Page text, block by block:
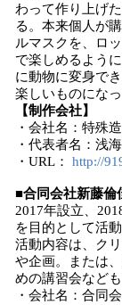
わって作り上げ
る。本来個人が
ルマスクを、ロ
で楽しめるよう
に動物に変身で
楽しいものにな
【制作会社】
・会社名：特殊
・代表者名：浅
・URL： http://
■合同会社新藤
2017年設立、
を目的として活
活動内容は、ク
や企画。または
めの講習会など
・会社名：合同